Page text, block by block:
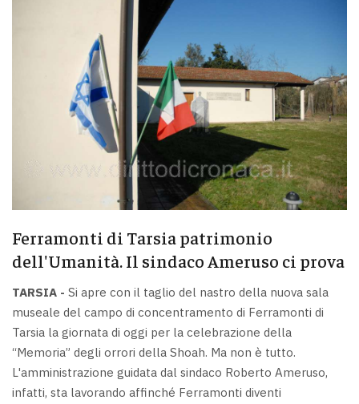
Ferramonti di Tarsia patrimonio
dell'Umanità. Il sindaco Ameruso ci prova
TARSIA - Si apre con il taglio del nastro della nuova sala
museale del campo di concentramento di Ferramonti di
Tarsia la giornata di oggi per la celebrazione della
“Memoria” degli orrori della Shoah. Ma non è tutto.
L'amministrazione guidata dal sindaco Roberto Ameruso,
infatti, sta lavorando affinché Ferramonti diventi